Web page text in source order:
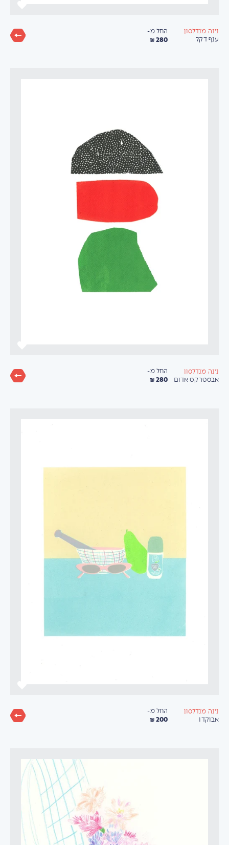
נינה מנדלסון
ענף דקל
החל מ-
280 ₪
נינה מנדלסון
אבסטרקט אדום
החל מ-
280 ₪
נינה מנדלסון
אבוקדו
החל מ-
200 ₪